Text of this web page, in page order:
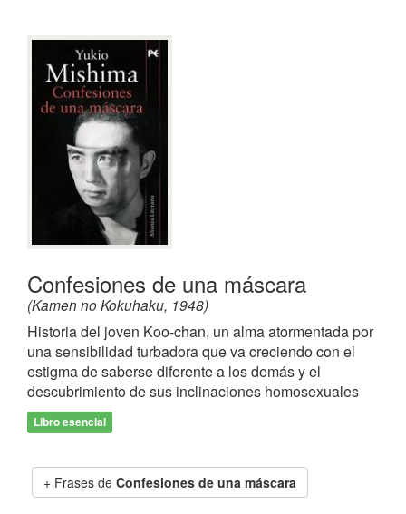
Confesiones de una máscara
(Kamen no Kokuhaku, 1948)
Historia del joven Koo-chan, un alma atormentada por
una sensibilidad turbadora que va creciendo con el
estigma de saberse diferente a los demás y el
descubrimiento de sus inclinaciones homosexuales
Libro esencial
Frases de Confesiones de una máscara